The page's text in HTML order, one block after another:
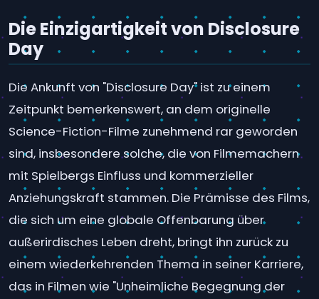
Die Einzigartigkeit von Disclosure
Day
Die Ankunft von "Disclosure Day" ist zu einem
Zeitpunkt bemerkenswert, an dem originelle
Science-Fiction-Filme zunehmend rar geworden
sind, insbesondere solche, die von Filmemachern
mit Spielbergs Einfluss und kommerzieller
Anziehungskraft stammen. Die Prämisse des Films,
die sich um eine globale Offenbarung über
außerirdisches Leben dreht, bringt ihn zurück zu
einem wiederkehrenden Thema in seiner Karriere,
das in Filmen wie "Unheimliche Begegnung der